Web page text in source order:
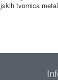
tvornica